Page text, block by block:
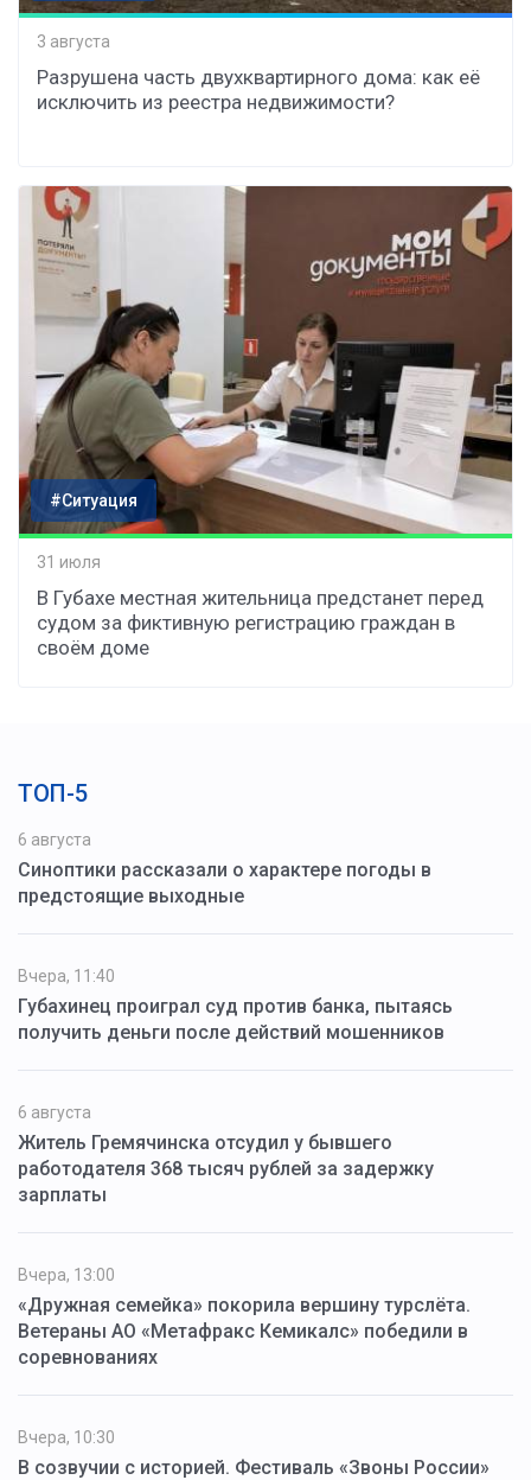
3 августа
Разрушена часть двухквартирного дома: как её
исключить из реестра недвижимости?
#Ситуация
31 июля
В Губахе местная жительница предстанет перед
судом за фиктивную регистрацию граждан в
своём доме
ТОП-5
6 августа
Синоптики рассказали о характере погоды в
предстоящие выходные
Вчера, 11:40
Губахинец проиграл суд против банка, пытаясь
получить деньги после действий мошенников
6 августа
Житель Гремячинска отсудил у бывшего
работодателя 368 тысяч рублей за задержку
зарплаты
Вчера, 13:00
«Дружная семейка» покорила вершину турслёта.
Ветераны АО «Метафракс Кемикалс» победили в
соревнованиях
Вчера, 10:30
В созвучии с историей. Фестиваль «Звоны России»